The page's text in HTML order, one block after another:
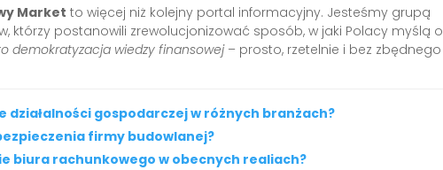
Market to więcej niż kolejny portal informacyjny. Jesteśmy grupą
którzy postanowili zrewolucjonizować sposób, w jaki Polacy myślą o
demokratyzacja wiedzy finansowej– prosto, rzetelnie i bez zbędnego
działalności gospodarczej w różnych branżach?
firmy budowlanej?
biura rachunkowego w obecnych realiach?